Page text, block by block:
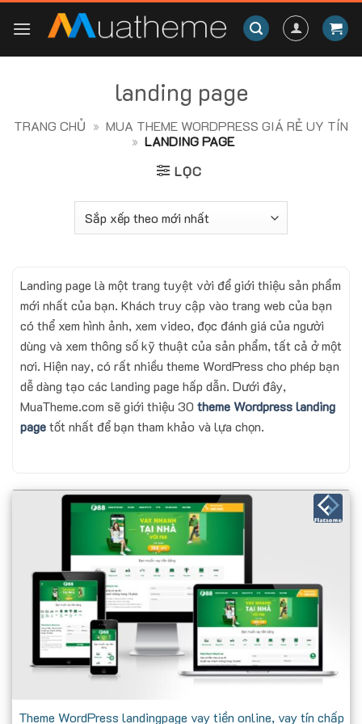
landing page
TRANG CHỦ » MUA THEME WORDPRESS GIÁ RẺ UY TÍN
» LANDING PAGE
LỌC
Landing page là một trang tuyệt vời để giới thiệu sản phẩm
mới nhất của bạn. Khách truy cập vào trang web của bạn
có thể xem hình ảnh, xem video, đọc đánh giá của người
dùng và xem thông số kỹ thuật của sản phẩm, tất cả ở một
nơi. Hiện nay, có rất nhiều theme WordPress cho phép bạn
dễ dàng tạo các landing page hấp dẫn. Dưới đây,
MuaTheme.com sẽ giới thiệu 30 theme Wordpress landing
pagetốt nhất để bạn tham khảo và lựa chọn.
Theme WordPress landingpage vay tiền online, vay tín chấp